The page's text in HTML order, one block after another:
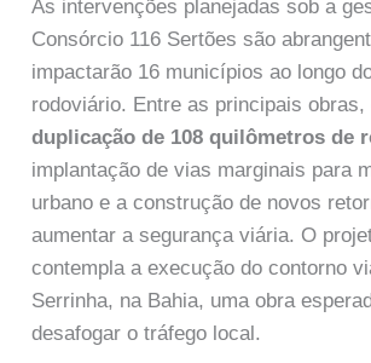
As intervenções planejadas sob a
Consórcio 116 Sertões são
impactarão 16 municípios ao longo
rodoviário. Entre as principais
duplicação de 108 quilômetros de
implantação de vias marginais para
urbano e a construção de novos
aumentar a segurança viária. O
contempla a execução do contorno
Serrinha, na Bahia, uma obra
desafogar o tráfego local.